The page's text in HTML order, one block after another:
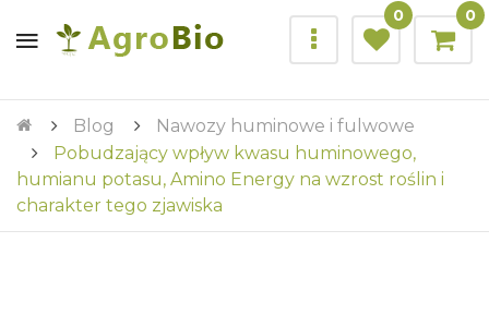
0 0
Blog
Nawozy huminowe i fulwowe
Pobudzający wpływ kwasu huminowego,
humianu potasu, Amino Energy na wzrost roślin i
charakter tego zjawiska